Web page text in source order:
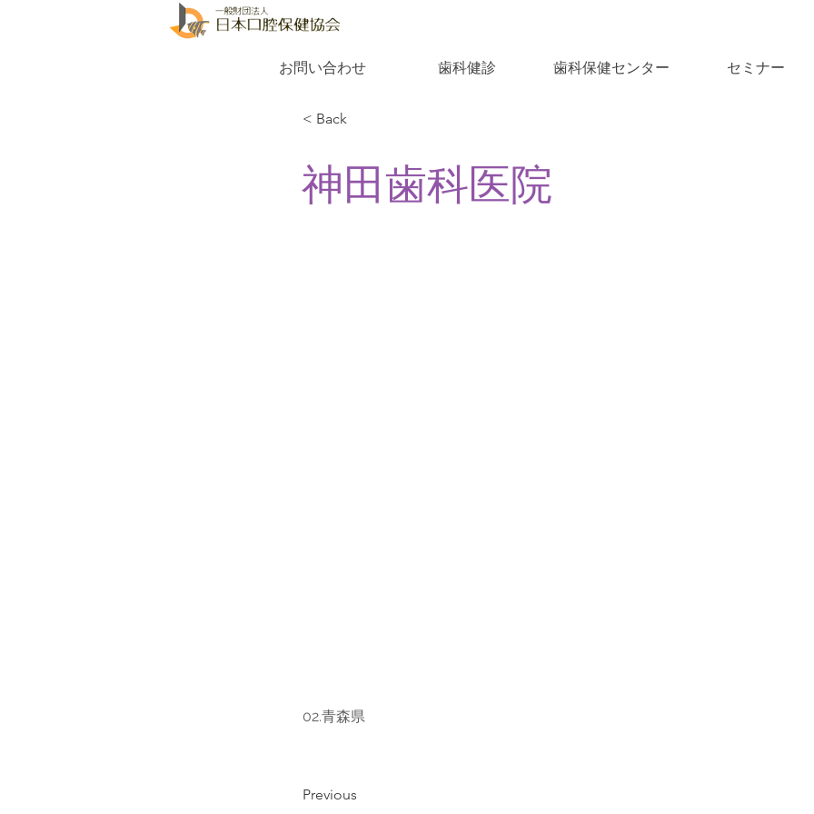
お問い合わせ 歯科健診 歯科保健センター セミナー
< Back
神田歯科医院
02.青森県
Previous